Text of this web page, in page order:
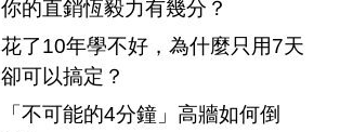
你的直銷恆毅力有幾分？
花了10年學不好，為什麼只用7天
卻可以搞定？
「不可能的4分鐘」高牆如何倒